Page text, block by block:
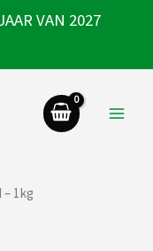
VAN 2027
1kg